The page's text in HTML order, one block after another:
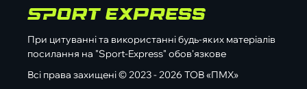
При цитуванні та використанні будь-яких матеріалів
посилання на "Sport-Express" обов'язкове
Всі права захищені © 2023 - 2026 ТОВ «ПМХ»